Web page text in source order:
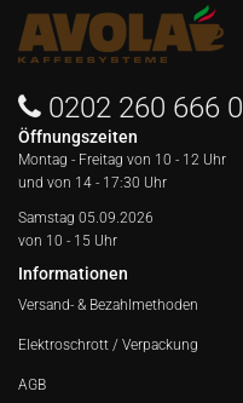
0202 260 666 0
Öffnungszeiten
Montag - Freitag von 10 - 12 Uhr
und von 14 - 17:30 Uhr
Samstag 05.09.2026
von 10 - 15 Uhr
Informationen
Versand- & Bezahlmethoden
Elektroschrott / Verpackung
AGB